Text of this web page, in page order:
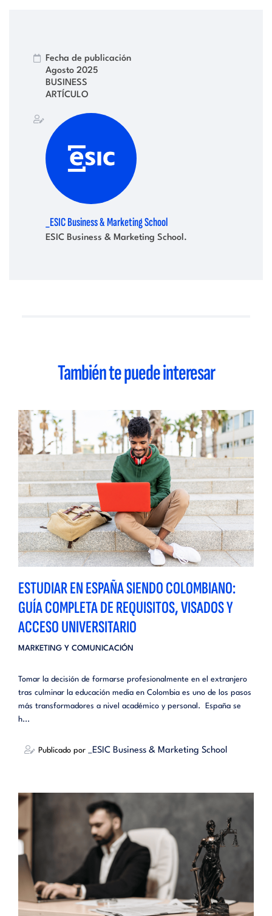
Fecha de publicación
Agosto 2025
BUSINESS
ARTÍCULO
_ESIC Business & Marketing School
ESIC Business & Marketing School.
También te puede interesar
ESTUDIAR EN ESPAÑA SIENDO COLOMBIANO:
GUÍA COMPLETA DE REQUISITOS, VISADOS Y
ACCESO UNIVERSITARIO
MARKETING Y COMUNICACIÓN
Tomar la decisión de formarse profesionalmente en el extranjero
tras culminar la educación media en Colombia es uno de los pasos
más transformadores a nivel académico y personal. España se
h...
Publicado por _ESIC Business & Marketing School